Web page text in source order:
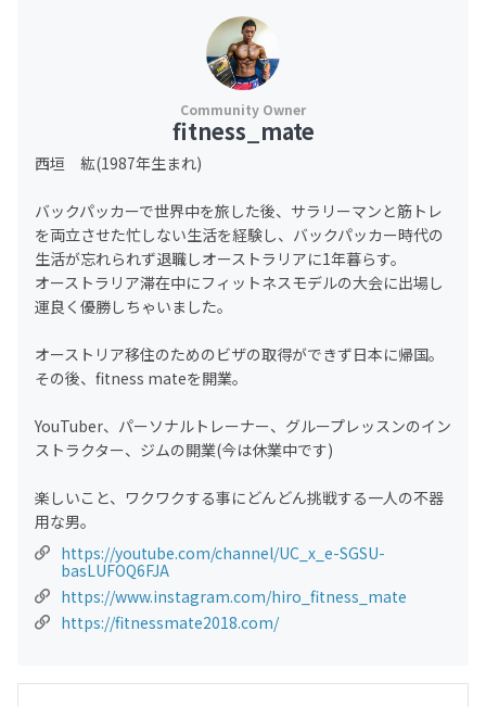
fitness_mate
西垣 紘(1987年生まれ)
バックパッカーで世界中を旅した後、サラリーマンと筋トレ
を両立させた忙しない生活を経験し、バックパッカー時代の
生活が忘れられず退職しオーストラリアに1年暮らす。
オーストラリア滞在中にフィットネスモデルの大会に出場し
運良く優勝しちゃいました。
オーストリア移住のためのビザの取得ができず日本に帰国。
その後、fitness mateを開業。
YouTuber、パーソナルトレーナー、グループレッスンのイン
ストラクター、ジムの開業(今は休業中です)
楽しいこと、ワクワクする事にどんどん挑戦する一人の不器
用な男。
https://youtube.com/channel/UC_x_e-SGSU-
basLUFOQ6FJA
https://www.instagram.com/hiro_fitness_mate
https://fitnessmate2018.com/